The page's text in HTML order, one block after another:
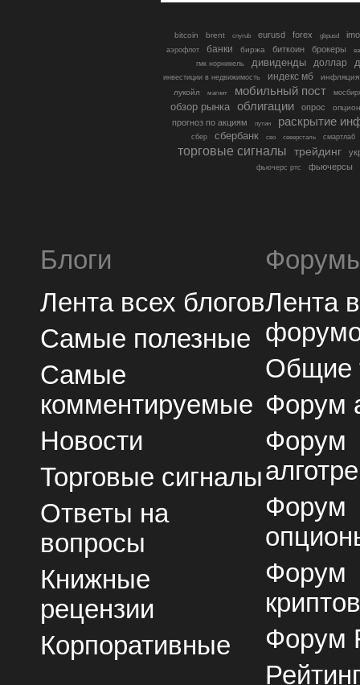
bitcoin brent cnyrub eurusd forex gbpusd
аэрофлот банки биржа биткоин брокеры
гмк норникель
дивиденды доллар
инвестиции в недвижимость индекс мб
инфляция
лукойл
магнит мобильный пост
обзор рынка облигации опрос
прогноз по акциям путин раскрытие
сбер сбербанк сво северсталь смартлаб
торговые сигналы трейдинг
фьючерс ртс фьючерсы
Блоги
Лента всех блогов
Самые полезные
Самые
комментируемые
Новости
Торговые сигналы
Ответы на
вопросы
Книжные
рецензии
Корпоративные
Лента
Общие
Форум
Форум
Форум
Форум
Форум